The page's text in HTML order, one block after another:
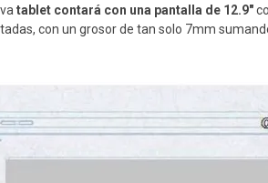
tablet contará con una pantalla de 12.9″
con un grosor de tan solo 7mm